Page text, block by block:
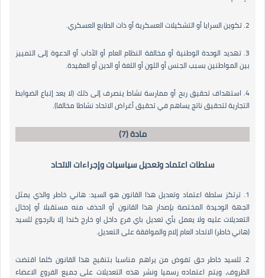
2. تكوين السرايا أو التشكيلات العسكرية أو ذات الطابع العسكري.
3. تهديد الوحدة الوطنية أو مخالفة النظام العام أو الآداب أو الدعوة إلى التمييز
بين المواطنين بسبب الجنس أو اللون أو اللغة أو الدين أو العقيدة.
4. استهداف تحقيق ربح أو ممارسة نشاط ينصرف إلى ذلك (لا يعد إتباع الضوابط
التجارية لتحقيق ناتج يساهم في تحقيق أغراض الاتحاد نشاطا مخالفا).
مادة (7)
سلطات اعتماد وتعديل سياسيات وإجراءات الاتحاد
1. ترتكز سلطة اعتماد وتعديل هذا القانون هو السيد: هاني خاطر والذي يمثل
الجهة الوحيدة المختصة بإصدار هذا القانون أو الحذف منه مستقبلا أو إدخال
التعديلات عليه ولا يعمل بأي تعديل باي فرع داخل او خارج كندا إلا بالرجوع للسيد
(هاني خاطر) الاتحاد العام إلام والموافقة على التعديل.
2. للسيد خاطر حق تفوض من يراهم مناسبا بتنقيح هذا القانون كلما اقتضت
الظروف، ويتم اعتماده رسميا ونشر هذه التعديلات على جميع الفروع الاعضاء